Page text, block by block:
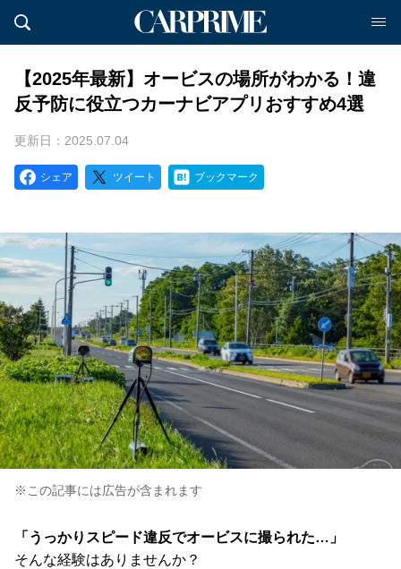
【2025年最新】オービスの場所がわかる！違
反予防に役立つカーナビアプリおすすめ4選
更新日：2025.07.04
シェア ツイート ブックマーク
※この記事には広告が含まれます
「うっかりスピード違反でオービスに撮られた…」
そんな経験はありませんか？